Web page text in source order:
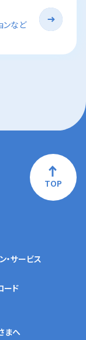
ンなど
TOP
・サービス
ード
まへ